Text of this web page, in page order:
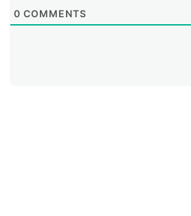
0 COMMENTS